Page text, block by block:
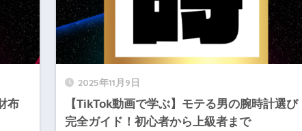
布
2025年11月9日
【TikTok動画で学ぶ】モテる男の腕時計選び
完全ガイド！初心者から上級者まで